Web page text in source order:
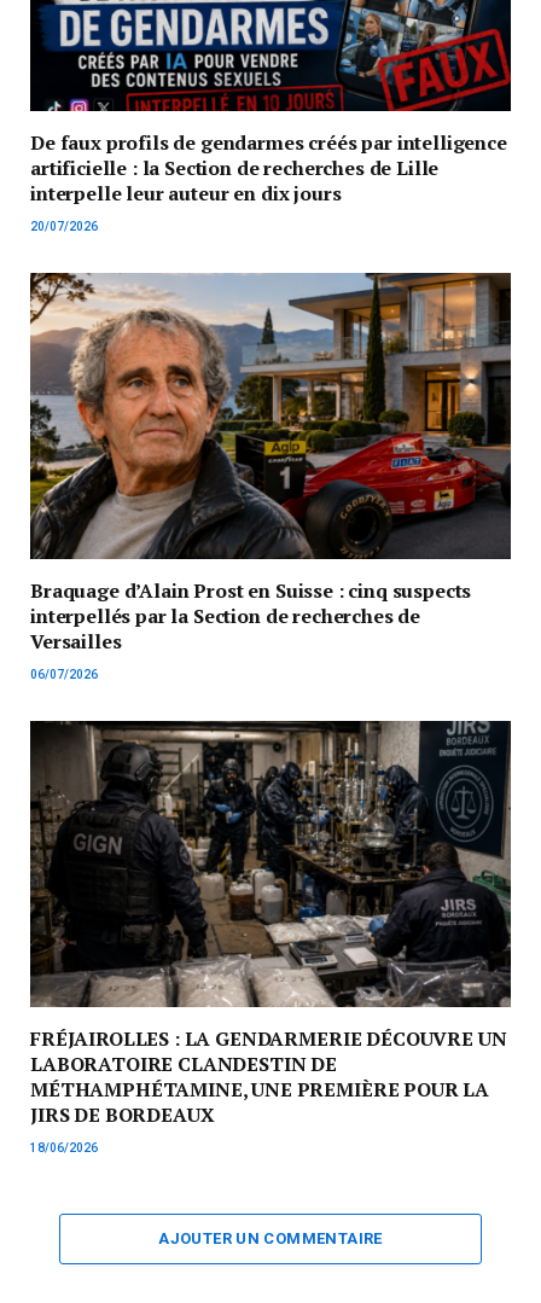
De faux profils de gendarmes créés par intelligence
artificielle : la Section de recherches de Lille
interpelle leur auteur en dix jours
20/07/2026
Braquage d’Alain Prost en Suisse : cinq suspects
interpellés par la Section de recherches de
Versailles
06/07/2026
FRÉJAIROLLES : LA GENDARMERIE DÉCOUVRE UN
LABORATOIRE CLANDESTIN DE
MÉTHAMPHÉTAMINE, UNE PREMIÈRE POUR LA
JIRS DE BORDEAUX
18/06/2026
AJOUTER UN COMMENTAIRE